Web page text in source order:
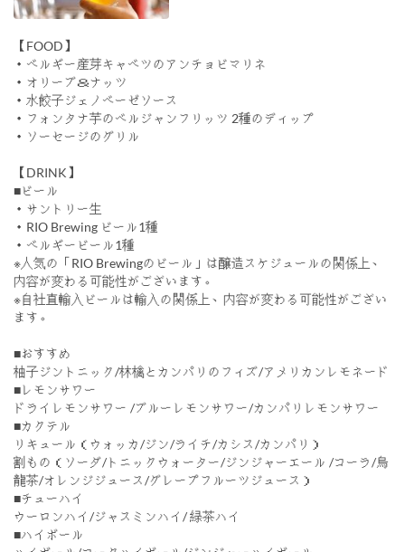
【FOOD】
・ベルギー産芽キャベツのアンチョビマリネ
・オリーブ＆ナッツ
・水餃子ジェノベーゼソース
・フォンタナ芋のベルジャンフリッツ 2種のディップ
・ソーセージのグリル
【DRINK】
■ビール
・サントリー生
・RIO Brewing ビール1種
・ベルギービール1種
※人気の「RIO Brewingのビール」は醸造スケジュールの関係上、
内容が変わる可能性がございます。
※自社直輸入ビールは輸入の関係上、内容が変わる可能性がござい
ます。
■おすすめ
柚子ジントニック/林檎とカンパリのフィズ/アメリカンレモネード
■レモンサワー
ドライレモンサワー /ブルーレモンサワー/カンパリレモンサワー
■カクテル
リキュール（ウォッカ/ジン/ライチ/カシス/カンパリ）
割もの（ソーダ/トニックウォーター/ジンジャーエール /コーラ/烏
龍茶/オレンジジュース/グレープフルーツジュース）
■チューハイ
ウーロンハイ/ジャスミンハイ/ 緑茶ハイ
■ハイボール